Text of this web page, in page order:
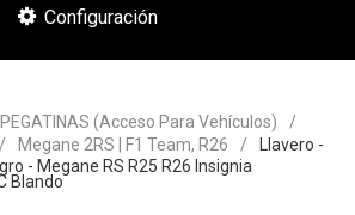
Configuración
(acceso Para Vehículos)
Megane 2RS | F1 Team, R26
Llavero -
- Megane RS R25 R26 Insignia
Blando